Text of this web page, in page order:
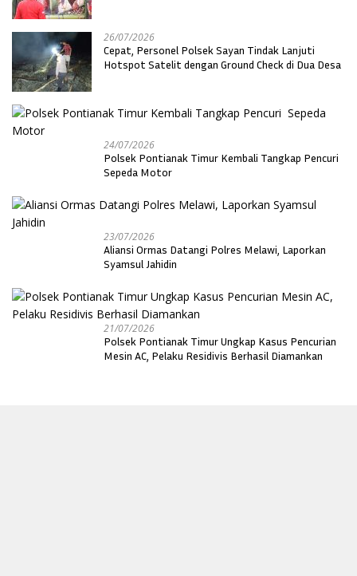
26/07/2026
Cepat, Personel Polsek Sayan Tindak Lanjuti
Hotspot Satelit dengan Ground Check di Dua Desa
24/07/2026
Polsek Pontianak Timur Kembali Tangkap Pencuri
Sepeda Motor
23/07/2026
Aliansi Ormas Datangi Polres Melawi, Laporkan
Syamsul Jahidin
21/07/2026
Polsek Pontianak Timur Ungkap Kasus Pencurian
Mesin AC, Pelaku Residivis Berhasil Diamankan